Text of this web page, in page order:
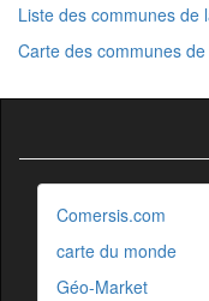
Liste des communes de
Carte des communes
Comersis.com
carte du monde
Géo-Market